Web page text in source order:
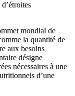
mondial de
la quantité de
aux besoins
désigne
nécessaires à une
d’une